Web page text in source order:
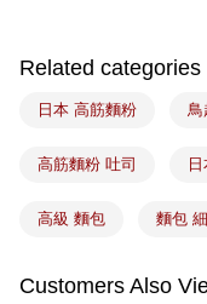
付款後門市自取
Free shipping
Related categories
日本 高筋麵粉 鳥
高筋麵粉 吐司
高級 麵包 麵包
Customers Also